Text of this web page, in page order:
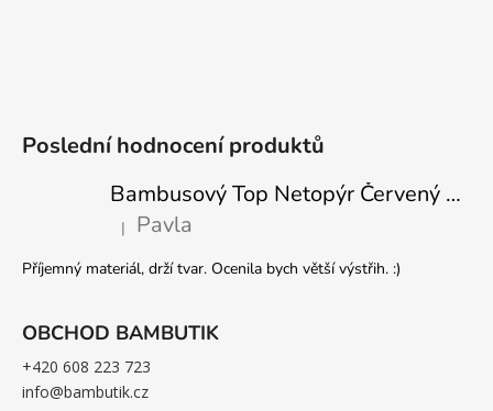
Poslední hodnocení produktů
Bambusový Top Netopýr Červený 3/4 Rukáv Volný Střih Dámský
Hodnocení produktu je 5 z 5 hvězdiček.
| Pavla
Příjemný materiál, drží tvar. Ocenila bych větší výstřih. :)
OBCHOD BAMBUTIK
+420 608 223 723
info@bambutik.cz